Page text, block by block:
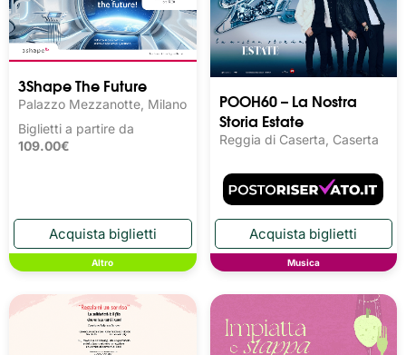
3Shape The Future
Palazzo Mezzanotte, Milano
Biglietti a partire da
109.00€
Altro
POOH60 – La Nostra
Storia Estate
Reggia di Caserta, Caserta
Musica